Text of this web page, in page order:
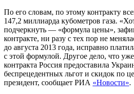
По его словам, по этому контракту
147,2 миллиарда кубометров газа.
подчеркнуть — «формула цены»,
контракте, ни разу с тех пор не
до августа 2013 года, исправно
с этой формулой. Другое дело, что
контракта Россия предоставила
беспрецедентных льгот и скидок по
президент, сообщает РИА «Новости».